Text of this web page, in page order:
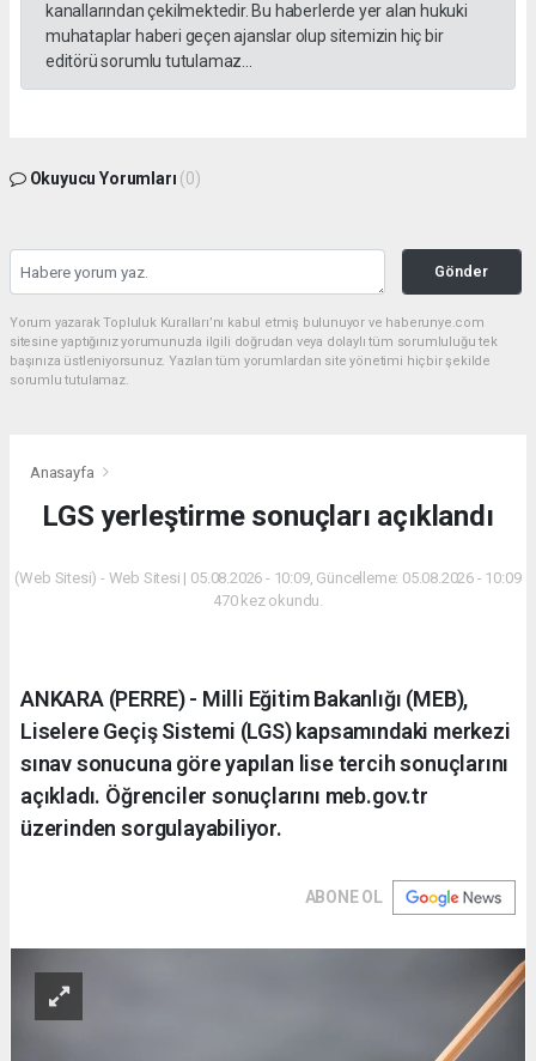
kanallarından çekilmektedir. Bu haberlerde yer alan hukuki
muhataplar haberi geçen ajanslar olup sitemizin hiç bir
editörü sorumlu tutulamaz...
Okuyucu Yorumları (0)
Gönder
Yorum yazarak Topluluk Kuralları’nı kabul etmiş bulunuyor ve haberunye.com
sitesine yaptığınız yorumunuzla ilgili doğrudan veya dolaylı tüm sorumluluğu tek
başınıza üstleniyorsunuz. Yazılan tüm yorumlardan site yönetimi hiçbir şekilde
sorumlu tutulamaz.
Anasayfa
LGS yerleştirme sonuçları açıklandı
(Web Sitesi) - Web Sitesi | 05.08.2026 - 10:09, Güncelleme: 05.08.2026 - 10:09
470 kez okundu.
ANKARA (PERRE) - Milli Eğitim Bakanlığı (MEB),
Liselere Geçiş Sistemi (LGS) kapsamındaki merkezi
sınav sonucuna göre yapılan lise tercih sonuçlarını
açıkladı. Öğrenciler sonuçlarını meb.gov.tr
üzerinden sorgulayabiliyor.
ABONE OL